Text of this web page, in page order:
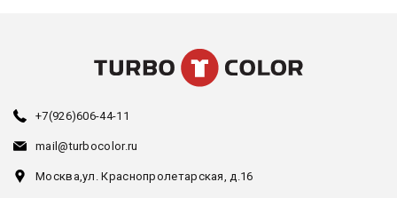
+7(926)606-44-11
mail@turbocolor.ru
Москва,ул. Краснопролетарская, д.16